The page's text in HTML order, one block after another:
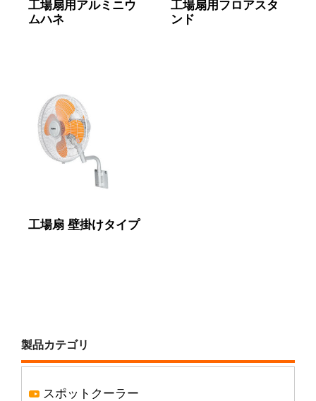
工場扇用アルミニウ
ムハネ
工場扇用フロアスタ
ンド
工場扇 壁掛けタイプ
製品カテゴリ
スポットクーラー